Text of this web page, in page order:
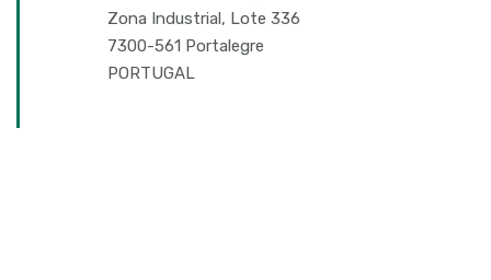
Zona Industrial, Lote 336
7300-561 Portalegre
PORTUGAL